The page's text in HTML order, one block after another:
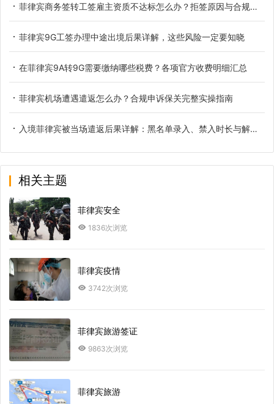
菲律宾商务签转工签雇主资质不达标怎么办？拒签原因与合规解决办法
菲律宾9G工签办理中途出境后果详解，这些风险一定要知晓
在菲律宾9A转9G需要缴纳哪些税费？各项官方收费明细汇总
菲律宾机场遭遇遣返怎么办？合规申诉保关完整实操指南
入境菲律宾被当场遣返后果详解：黑名单录入、禁入时长与解除办法
相关主题
菲律宾安全
1836次浏览
菲律宾疫情
3742次浏览
菲律宾旅游签证
9863次浏览
菲律宾旅游